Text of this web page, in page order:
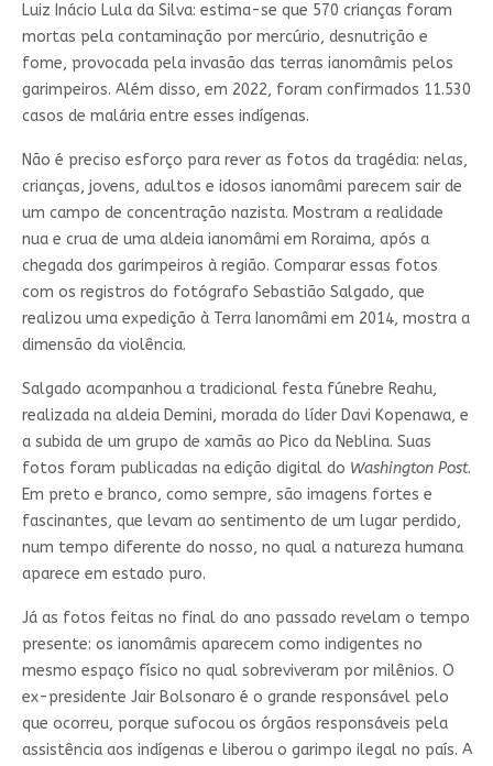
Luiz Inácio Lula da Silva: estima-se que 570 crianças foram
mortas pela contaminação por mercúrio, desnutrição e
fome, provocada pela invasão das terras ianomâmis pelos
garimpeiros. Além disso, em 2022, foram confirmados 11.530
casos de malária entre esses indígenas.
Não é preciso esforço para rever as fotos da tragédia: nelas,
crianças, jovens, adultos e idosos ianomâmi parecem sair de
um campo de concentração nazista. Mostram a realidade
nua e crua de uma aldeia ianomâmi em Roraima, após a
chegada dos garimpeiros à região. Comparar essas fotos
com os registros do fotógrafo Sebastião Salgado, que
realizou uma expedição à Terra Ianomâmi em 2014, mostra a
dimensão da violência.
Salgado acompanhou a tradicional festa fúnebre Reahu,
realizada na aldeia Demini, morada do líder Davi Kopenawa, e
a subida de um grupo de xamãs ao Pico da Neblina. Suas
fotos foram publicadas na edição digital do Washington Post.
Em preto e branco, como sempre, são imagens fortes e
fascinantes, que levam ao sentimento de um lugar perdido,
num tempo diferente do nosso, no qual a natureza humana
aparece em estado puro.
Já as fotos feitas no final do ano passado revelam o tempo
presente: os ianomâmis aparecem como indigentes no
mesmo espaço físico no qual sobreviveram por milênios. O
ex-presidente Jair Bolsonaro é o grande responsável pelo
que ocorreu, porque sufocou os órgãos responsáveis pela
assistência aos indígenas e liberou o garimpo ilegal no país. A